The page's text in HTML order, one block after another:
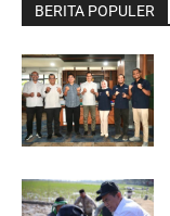
BERITA POPULER